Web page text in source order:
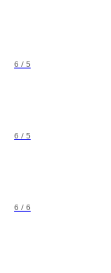
5 / 6
5 / 6
6 / 6